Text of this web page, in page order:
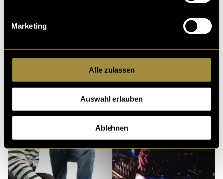
Marketing
Alle zulassen
Auswahl erlauben
Ablehnen